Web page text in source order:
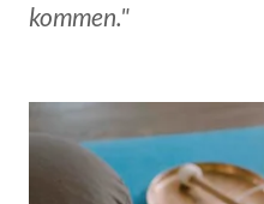
kommen."